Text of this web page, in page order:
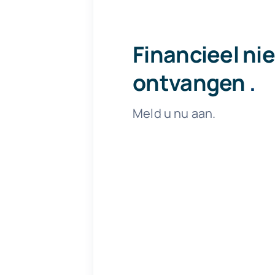
Financieel
ontvangen .
Meld u nu aan.